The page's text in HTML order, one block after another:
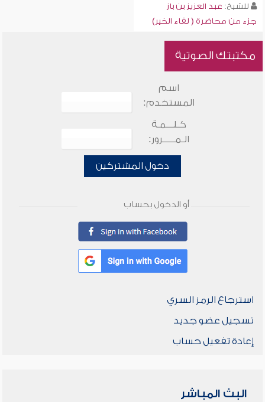
للشيخ: عبد العزيز بن باز
جزء من محاضرة ( لقاء الخير)
مكتبتك الصوتية
اسم
المستخدم:
كـلـــمـة
الـمـــــرور:
دخول المشتركين
أو الدخول بحساب
استرجاع الرمز السري
تسجيل عضو جديد
إعادة تفعيل حساب
البث المباشر